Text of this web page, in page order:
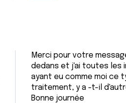
Merci pour votre
dedans et j'ai toutes les
ayant eu comme moi ce
traitement, y a -t-il
Bonne journée